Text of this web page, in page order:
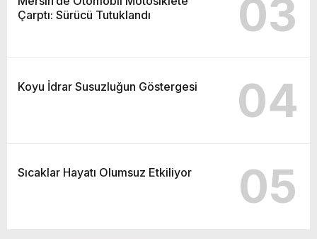
Çarptı: Sürücü Tutuklandı
03
Koyu İdrar Susuzluğun Göstergesi 04
Sıcaklar Hayatı Olumsuz Etkiliyor 05